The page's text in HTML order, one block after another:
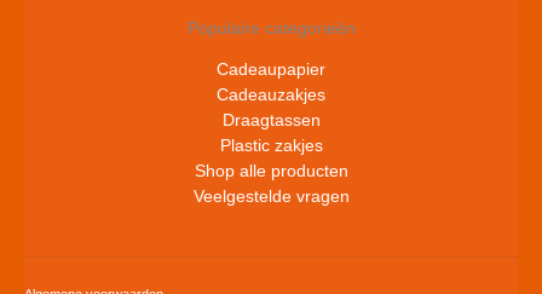
Populaire categorieën
Cadeaupapier
Cadeauzakjes
Draagtassen
Plastic zakjes
Shop alle producten
Veelgestelde vragen